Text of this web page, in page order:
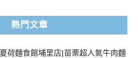
熱門文章
荷麵食館埔里店|苗栗超人氣牛肉麵